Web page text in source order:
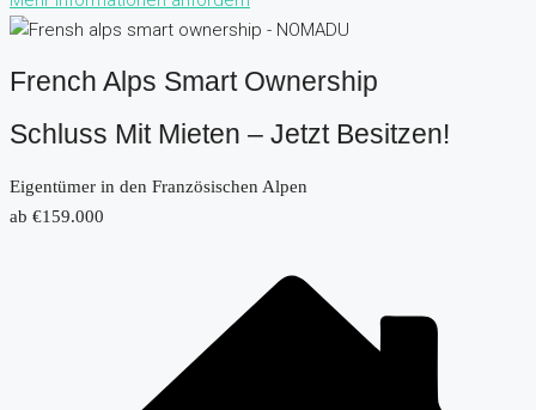
French Alps Smart Ownership
Schluss Mit Mieten – Jetzt Besitzen!
Eigentümer in den Französischen Alpen
ab €159.000